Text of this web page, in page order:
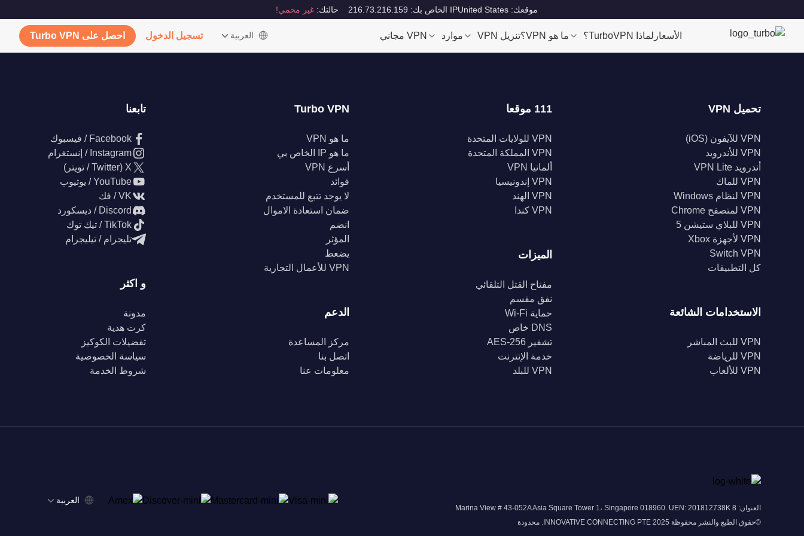
موقعك: United States IP الخاص بك: 216.73.216.159 حالتك: غير محمي!
الأسعار لماذا TurboVPN؟ ما هو VPN؟ تنزيل VPN موارد VPN مجاني ‫العربية تسجيل الدخول احصل على Turbo VPN
تحميل VPN
VPN للآيفون (iOS)
VPN للأندرويد
أندرويد VPN Lite
VPN للماك
VPN لنظام Windows
VPN لمتصفح Chrome
VPN للبلاي ستيشن 5
VPN لأجهزة Xbox
Switch VPN
كل التطبيقات
الاستخدامات الشائعة
VPN للبث المباشر
VPN للرياضة
VPN للألعاب
111 موقعا
VPN للولايات المتحدة
VPN المملكة المتحدة
ألمانيا VPN
VPN إندونيسيا
VPN الهند
VPN كندا
الميزات
مفتاح القتل التلقائي
نفق مقسم
حماية Wi-Fi
DNS خاص
تشفير AES-256
خدمة الإنترنت
VPN للبلد
Turbo VPN
ما هو VPN
ما هو IP الخاص بي
أسرع VPN
فوائد
لا يوجد تتبع للمستخدم
ضمان استعادة الاموال
انضم
المؤثر
يضعط
VPN للأعمال التجارية
الدعم
مركز المساعدة
اتصل بنا
معلومات عنا
تابعنا
Facebook / فيسبوك
Instagram / إنستغرام
X (Twitter / تويتر)
YouTube / يوتيوب
VK / فك
Discord / ديسكورد
TikTok / تيك توك
تليجرام / تيليجرام
و اكثر
مدونة
كرت هدية
تفضيلات الكوكيز
سياسة الخصوصية
شروط الخدمة
العنوان: 8 Marina View # 43-052A Asia Square Tower 1، Singapore 018960. UEN: 201812738K
©حقوق الطبع والنشر محفوظة 2025 INNOVATIVE CONNECTING PTE. محدودة
‫العربية